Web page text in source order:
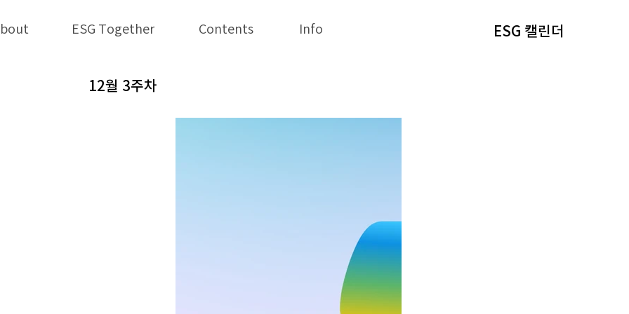
12월 3주차
ESG Together Contents Info ESG 캘린더